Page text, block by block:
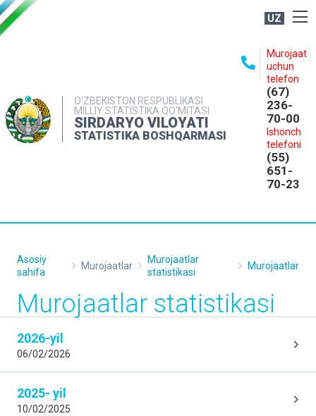
UZ
O‘ZBEKISTON RESPUBLIKASI
MILLIY STATISTIKA QO‘MITASI
SIRDARYO VILOYATI
STATISTIKA BOSHQARMASI
Murojaat
uchun
telefon
(67)
236-
70-00
Ishonch
telefoni
(55)
651-
70-23
NASHRLAR
INTERAKTIV XIZMATLAR
MATBUOT XIZMATI
Asosiy
sahifa
Murojaatlar
Murojaatlar
statistikasi
Murojaatlar
Murojaatlar statistikasi
2026-yil
06/02/2026
2025- yil
10/02/2025